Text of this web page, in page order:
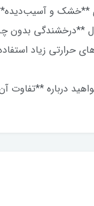
**خشک و آسیب‌دیده**
**درخشندگی بدون
حرارتی زیاد
درباره **تفاوت